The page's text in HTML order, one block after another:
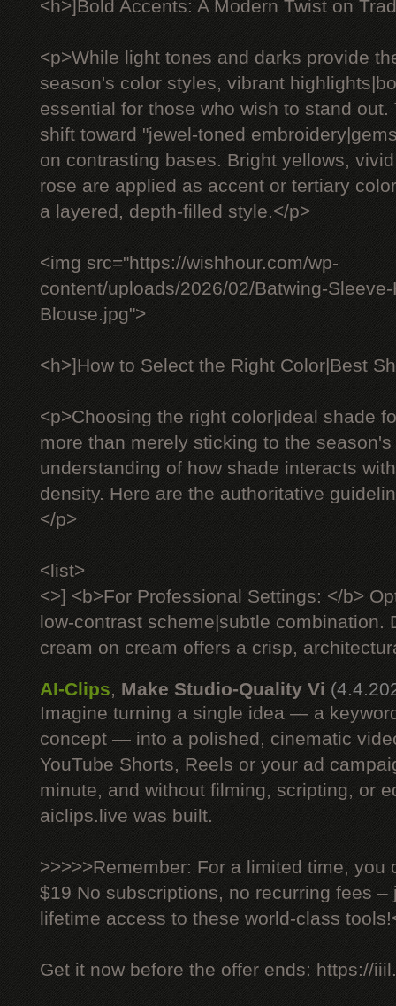
<h>]Bold Accents: A Modern Twist on
<p>While light tones and darks provide
season's color styles, vibrant
essential for those who wish to stand
shift toward "jewel-toned
on contrasting bases. Bright yellows,
rose are applied as accent or tertiary
a layered, depth-filled style.</p>
<img src="https://wishhour.com/wp-
content/uploads/2026/02/Batwing-
Blouse.jpg">
<h>]How to Select the Right Color|Best
<p>Choosing the right color|ideal shade
more than merely sticking to the
understanding of how shade interacts
density. Here are the authoritative
</p>
<list>
<>] <b>For Professional Settings: </b>
low-contrast scheme|subtle combination.
cream on cream offers a crisp,
AI-Clips, Make Studio-Quality Vi
Imagine turning a single idea — a
concept — into a polished, cinematic
YouTube Shorts, Reels or your ad
minute, and without filming, scripting, or
aiclips.live was built.
>>>>>Remember: For a limited time, you
$19 No subscriptions, no recurring fees –
lifetime access to these world-class
Get it now before the offer ends: https://